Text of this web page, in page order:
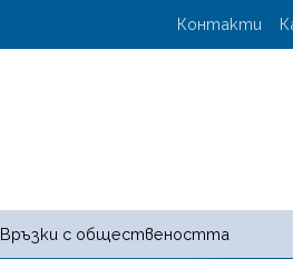
User
Контакти
Връзки с обществеността